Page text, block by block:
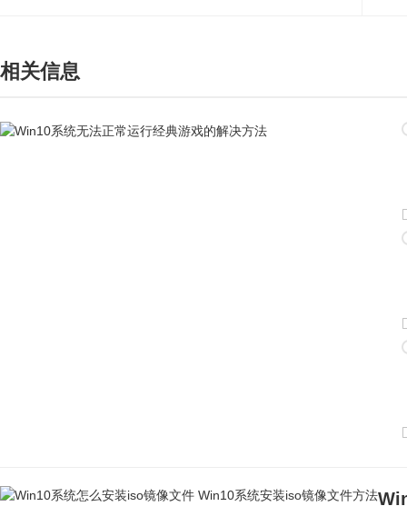
相关信息